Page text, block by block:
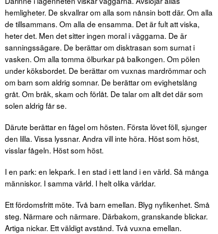
hemligheter. De skvallrar om alla som nånsin bott där. Om alla
de tillsammans. Om alla de ensamma. Det är fult att viska,
heter det. Men det sitter ingen moral i väggarna. De är
sanningssägare. De berättar om disktrasan som surnat i
vasken. Om alla tomma ölburkar på balkongen. Om pölen
under köksbordet. De berättar om vuxnas mardrömmar och
om barn som aldrig somnar. De berättar om evighetslång
gråt. Om bråk, skam och förlåt. De talar om allt det där som
solen aldrig får se.
Därute berättar en fågel om hösten. Första lövet föll, sjunger
den lilla. Vissa lyssnar. Andra vill inte höra. Höst som höst,
visslar fågeln. Höst som höst.
I en park: en lekpark. I en stad i ett land i en värld. Så många
människor. I samma värld. I helt olika världar.
Ett fördomsfritt möte. Två barn emellan. Blyg nyfikenhet. Små
steg. Närmare och närmare. Därbakom, granskande blickar.
Artiga nickar. Ett väldigt avstånd. Två vuxna emellan.